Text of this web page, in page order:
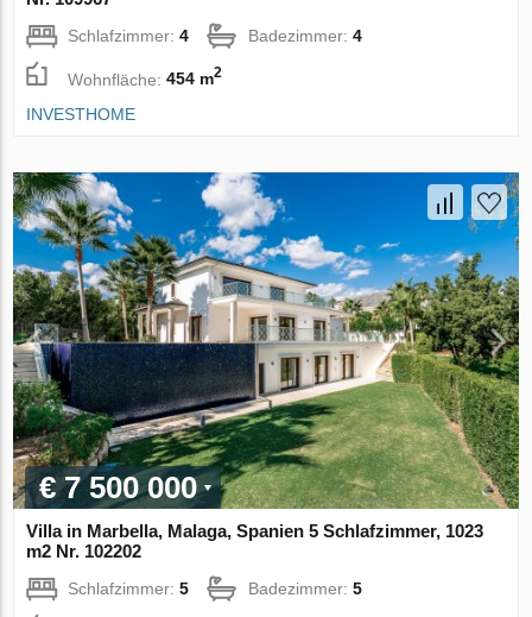
Schlafzimmer:4 Badezimmer:4
Wohnfläche:454 m2
INVESTHOME
€ 7 500 000
Villa in Marbella, Malaga, Spanien 5 Schlafzimmer, 1023
m2 Nr. 102202
Schlafzimmer:5 Badezimmer:5